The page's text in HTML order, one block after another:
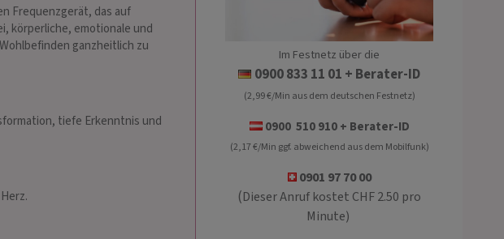
Was Dich bei mir erwartet?
LICHTBRINGENDE-HEILENDE Beratung
zu Deinen Themen. Ich freue mich , Dir
helfen zu dürfen, 😇 Ritare
AILA
PIN: 467
HELLSICHTIGES MEDIUM... Mir ist
mit Kartenlegen, Telepathie,
Trauerbegleitung . Gespräch mit dem
inneren Kind.
Frequenzgerät, das auf
körperliche, emotionale und
ganzheitlich zu
tiefe Erkenntnis und
Im Festnetz über die
0900 833 11 01 + Berater-ID
(2,99 €/Min aus dem deutschen Festnetz)
0900 510 910 + Berater-ID
(2,17 €/Min ggf. abweichend aus dem Mobilfunk)
0901 97 70 00
(Dieser Anruf kostet CHF 2.50 pro
Minute)